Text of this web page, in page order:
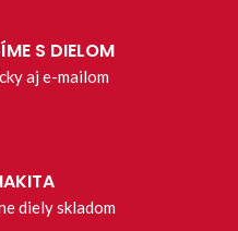
S DIELOM
aj e-mailom
diely skladom